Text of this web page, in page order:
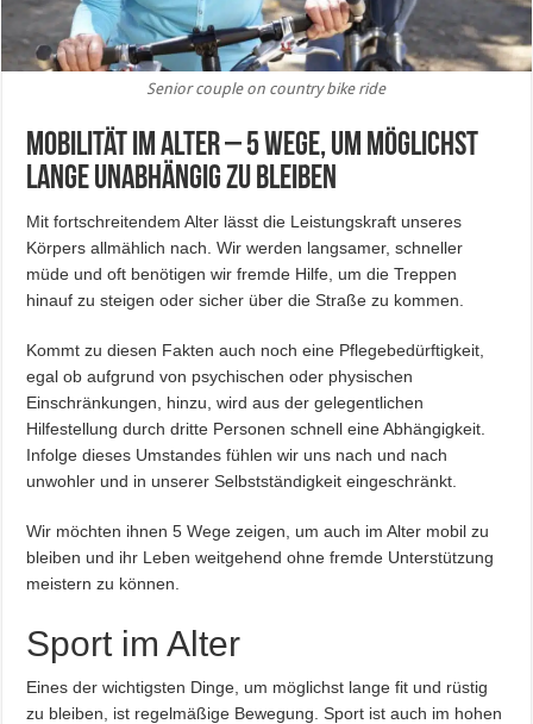
Senior couple on country bike ride
Mobilität im Alter – 5 Wege, um möglichst
lange unabhängig zu bleiben
Mit fortschreitendem Alter lässt die Leistungskraft unseres
Körpers allmählich nach. Wir werden langsamer, schneller
müde und oft benötigen wir fremde Hilfe, um die Treppen
hinauf zu steigen oder sicher über die Straße zu kommen.
Kommt zu diesen Fakten auch noch eine Pflegebedürftigkeit,
egal ob aufgrund von psychischen oder physischen
Einschränkungen, hinzu, wird aus der gelegentlichen
Hilfestellung durch dritte Personen schnell eine Abhängigkeit.
Infolge dieses Umstandes fühlen wir uns nach und nach
unwohler und in unserer Selbstständigkeit eingeschränkt.
Wir möchten ihnen 5 Wege zeigen, um auch im Alter mobil zu
bleiben und ihr Leben weitgehend ohne fremde Unterstützung
meistern zu können.
Sport im Alter
Eines der wichtigsten Dinge, um möglichst lange fit und rüstig
zu bleiben, ist regelmäßige Bewegung. Sport ist auch im hohen